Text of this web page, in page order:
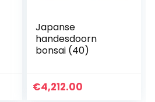
Japanse
handesdoorn
bonsai (40)
€4,212.00